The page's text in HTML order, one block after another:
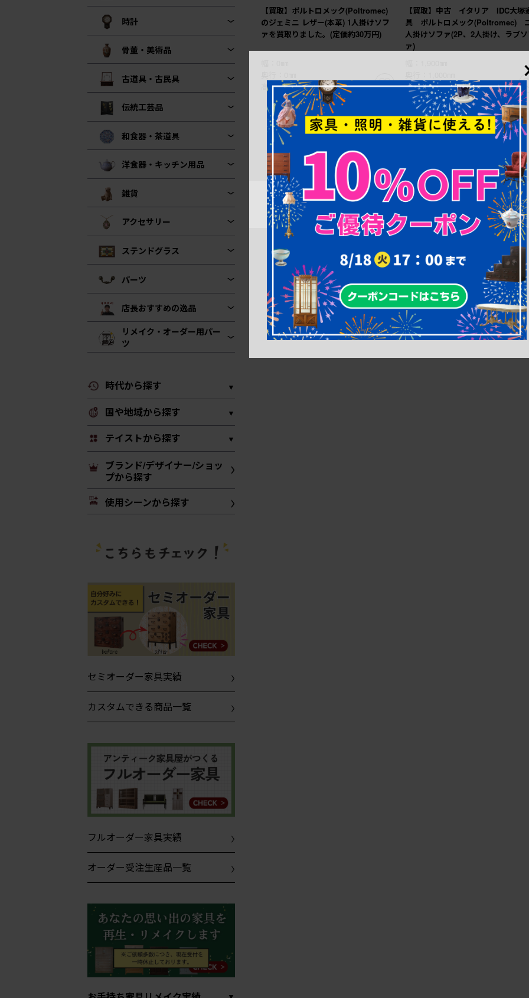
時計
骨董・美術品
古道具・古民具
伝統工芸品
和食器・茶道具
洋食器・キッチン用品
雑貨
アクセサリー
ステンドグラス
パーツ
店長おすすめの逸品
リメイク・オーダー用パー
ツ
時代から探す
国や地域から探す
テイストから探す
ブランド/デザイナー/ショッ
プから探す
使用シーンから探す
セミオーダー家具実績
カスタムできる商品一覧
フルオーダー家具実績
オーダー受注生産品一覧
【買取】ポルトロメック(Poltromec)
のジェミニ レザー(本革) 1人掛けソフ
ァを買取りました。(定価約30万円)
高さ：0㎜
【買取】中古 イタリア IDC大塚
具 ポルトロメック(Poltromec)
人掛けソファ(2P、2人掛け、ラブソ
ァ)
高さ：900㎜
1